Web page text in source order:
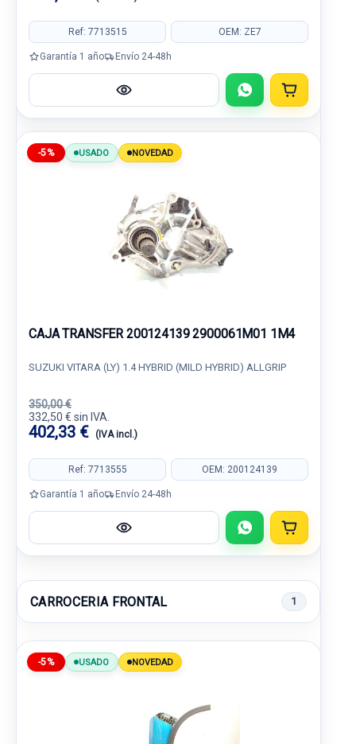
Ref: 7713515 OEM: ZE7
Garantía 1 año Envío 24-48h
-5% USADO NOVEDAD
CAJA TRANSFER 200124139 2900061M01 1M4
SUZUKI VITARA (LY) 1.4 HYBRID (MILD HYBRID) ALLGRIP
350,00 €
332,50 € sin IVA.
402,33 € (IVA incl.)
Ref: 7713555 OEM: 200124139
Garantía 1 año Envío 24-48h
CARROCERIA FRONTAL 1
-5% USADO NOVEDAD